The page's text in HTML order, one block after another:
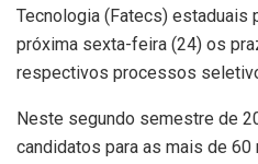
Tecnologia (Fatecs) estaduais
próxima sexta-feira (24) os
respectivos processos
Neste segundo semestre de
candidatos para as mais de